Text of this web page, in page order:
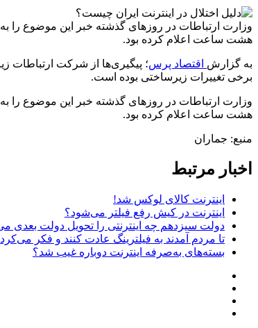
وزارت ارتباطات در روزهای گذشته خبر این موضوع را
هشت ساعت اعلام کرده بود.
به گزارش اقتصاد پرس؛ پیگیری‌ها از شرکت ارتباطات
برخی تغییرات زیرساختی بوده است.
وزارت ارتباطات در روزهای گذشته خبر این موضوع را
هشت ساعت اعلام کرده بود.
منبع: جماران
اخبار مرتبط
اینترنت کالای لوکس شد!
اینترنت در کیش رفع فیلتر می‌شود؟
دولت سیزدهم چه اینترنتی را تحویل دولت بعدی می‌دهد؟/ به دهه
تا مردم آمدند به فیلترینگ عادت کنند و فکر
بسته‌های به‌صرفه اینترنت دوباره غیب شد؟